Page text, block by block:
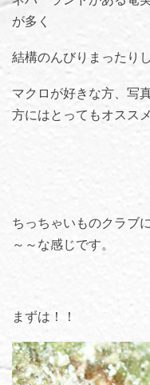
が多く
結構のんびりまったり
マクロが好きな方、写
方にはとってもオススメ
ちっちゃいものクラブ
～～な感じです。
まずは！！